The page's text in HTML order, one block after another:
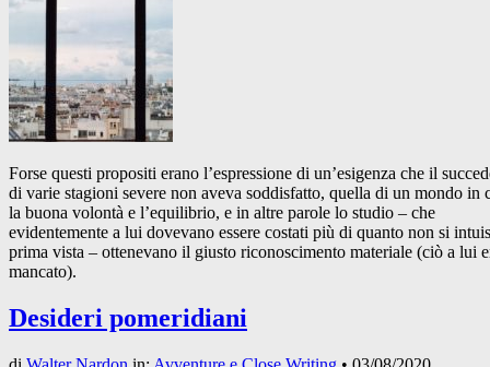
Forse questi propositi erano l’espressione di un’esigenza che il
di varie stagioni severe non aveva soddisfatto, quella di un mondo in
la buona volontà e l’equilibrio, e in altre parole lo studio – che
evidentemente a lui dovevano essere costati più di quanto non si
prima vista – ottenevano il giusto riconoscimento materiale (ciò a lui
mancato).
Desideri pomeridiani